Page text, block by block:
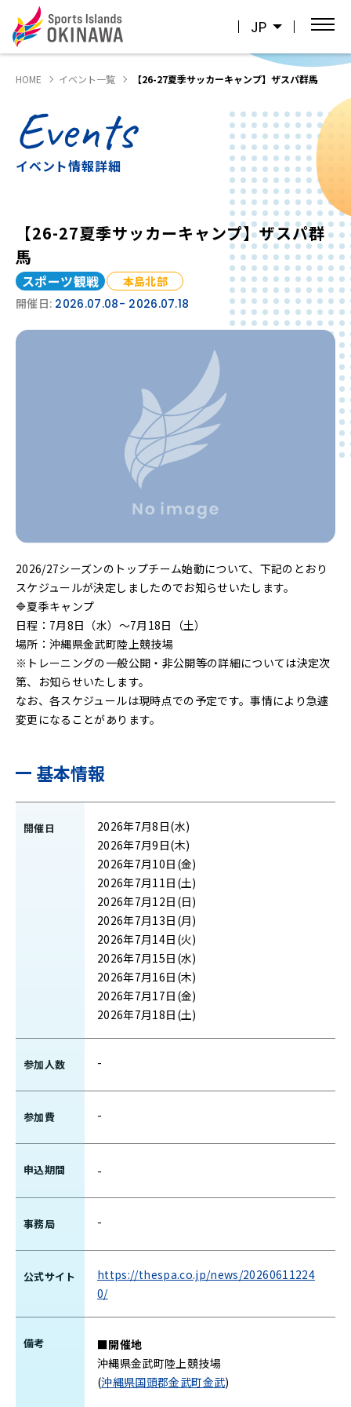
JP
HOME イベント一覧 【26-27夏季サッカーキャンプ】ザスパ群馬
Events
イベント情報詳細
【26-27夏季サッカーキャンプ】ザスパ群
馬
スポーツ観戦
本島北部
開催日: 2026.07.08- 2026.07.18
2026/27シーズンのトップチーム始動について、下記のとおり
スケジュールが決定しましたのでお知らせいたします。
🔷夏季キャンプ
日程：7月8日（水）～7月18日（土）
場所：沖縄県金武町陸上競技場
※トレーニングの一般公開・非公開等の詳細については決定次
第、お知らせいたします。
なお、各スケジュールは現時点での予定です。事情により急遽
変更になることがあります。
基本情報
開催日
2026年7月8日(水)
2026年7月9日(木)
2026年7月10日(金)
2026年7月11日(土)
2026年7月12日(日)
2026年7月13日(月)
2026年7月14日(火)
2026年7月15日(水)
2026年7月16日(木)
2026年7月17日(金)
2026年7月18日(土)
参加人数 -
参加費 -
申込期間 -
事務局 -
公式サイト
https://thespa.co.jp/news/20260611224
0/
備考
■開催地
沖縄県金武町陸上競技場
(沖縄県国頭郡金武町金武)